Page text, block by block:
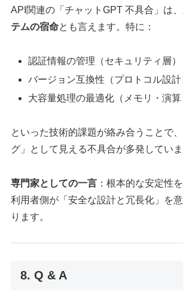
API関連の「チャットGPT 不具合」は、
テムの宿命とも言えます。特に：
認証情報の管理（セキュリティ層）
バージョン互換性（プロトコル設計
大容量処理の最適化（メモリ・演算
といった技術的課題が絡み合うことで
グ」として見える不具合が多発していま
専門家としての一言 ：根本的な安定性
利用者側が「安全な設計と冗長化」を
ります。
8. Q & A